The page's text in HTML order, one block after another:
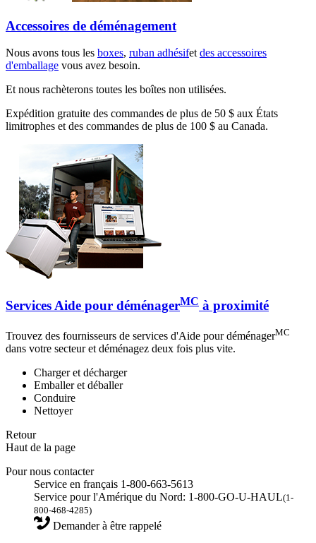
Accessoires de déménagement
Nous avons tous les boxes, ruban adhésifetdes accessoires
d'emballage vous avez besoin.
Et nous rachèterons toutes les boîtes non utilisées.
Expédition gratuite des commandes de plus de 50 $ aux États
limitrophes et des commandes de plus de 100 $ au Canada.
Services Aide pour déménagerMC à proximité
Trouvez des fournisseurs de services d'Aide pour déménagerMC
dans votre secteur et déménagez deux fois plus vite.
Charger et décharger
Emballer et déballer
Conduire
Nettoyer
Retour
Haut de la page
Pour nous contacter
Service en français 1-800-663-5613
Service pour l'Amérique du Nord: 1-800-GO-U-HAUL(1-
800-468-4285)
Demander à être rappelé